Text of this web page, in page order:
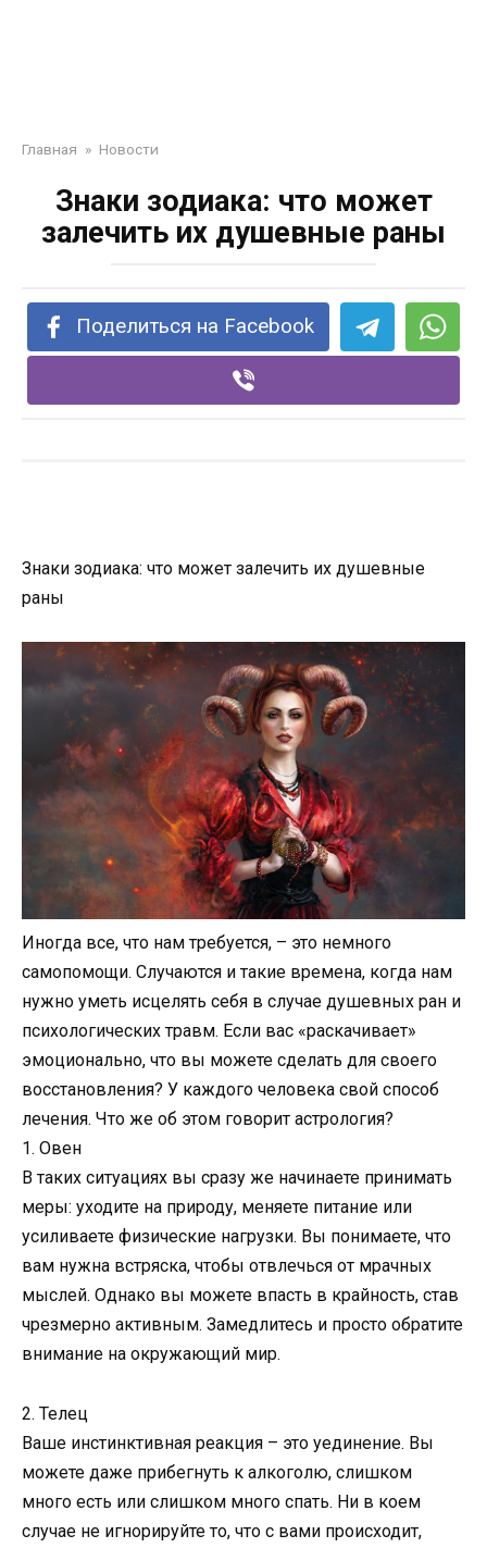
Главная » Новости
Знаки зодиака: что может
залечить их душевные раны
Поделиться на Facebook
Знаки зодиака: что может залечить их душевные
раны
Иногда все, что нам требуется, – это немного
самопомощи. Случаются и такие времена, когда нам
нужно уметь исцелять себя в случае душевных ран и
психологических травм. Если вас «раскачивает»
эмоционально, что вы можете сделать для своего
восстановления? У каждого человека свой способ
лечения. Что же об этом говорит астрология?
1. Овен
В таких ситуациях вы сразу же начинаете принимать
меры: уходите на природу, меняете питание или
усиливаете физические нагрузки. Вы понимаете, что
вам нужна встряска, чтобы отвлечься от мрачных
мыслей. Однако вы можете впасть в крайность, став
чрезмерно активным. Замедлитесь и просто обратите
внимание на окружающий мир.
2. Телец
Ваше инстинктивная реакция – это уединение. Вы
можете даже прибегнуть к алкоголю, слишком
много есть или слишком много спать. Ни в коем
случае не игнорируйте то, что с вами происходит,